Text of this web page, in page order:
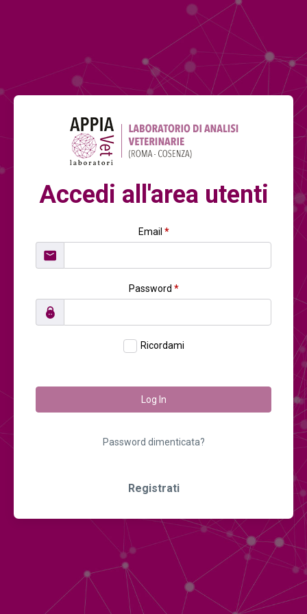
Accedi all'area utenti
Email *
Password *
Ricordami
Log In
Password dimenticata?
Registrati